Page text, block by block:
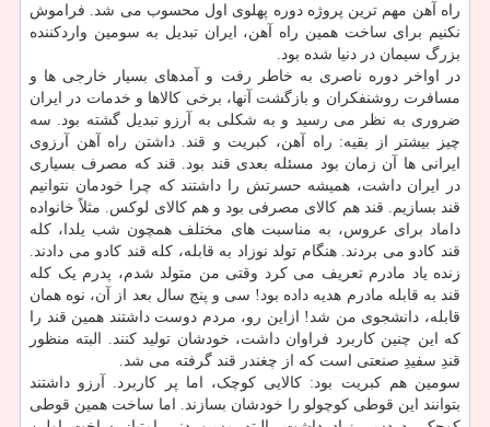
راه آهن مهم ترین پروژه دوره پهلوی اول محسوب می شد. فراموش
نکنیم برای ساخت همین راه آهن، ایران تبدیل به سومین واردکننده
بزرگ سیمان در دنیا شده بود.
در اواخر دوره ناصری به خاطر رفت و آمدهای بسیار خارجی ها و
مسافرت روشنفکران و بازگشت آنها، برخی کالاها و خدمات در ایران
ضروری به نظر می رسید و به شکلی به آرزو تبدیل گشته بود. سه
چیز بیشتر از بقیه: راه آهن، کبریت و قند. داشتن راه آهن آرزوی
ایرانی ها آن زمان بود مسئله بعدی قند بود. قند که مصرف بسیاری
در ایران داشت، همیشه حسرتش را داشتند که چرا خودمان نتوانیم
قند بسازیم. قند هم کالای مصرفی بود و هم کالای لوکس. مثلاً خانواده
داماد برای عروس، به مناسبت های مختلف همچون شب یلدا، کله
قند کادو می بردند. هنگام تولد نوزاد به قابله، کله قند کادو می دادند.
زنده یاد مادرم تعریف می کرد وقتی من متولد شدم، پدرم یک کله
قند به قابله مادرم هدیه داده بود! سی و پنج سال بعد از آن، نوه همان
قابله، دانشجوی من شد! ازاین رو، مردم دوست داشتند همین قند را
که این چنین کاربرد فراوان داشت، خودشان تولید کنند. البته منظور
قندِ سفیدِ صنعتی است که از چغندر قند گرفته می شد.
سومین هم کبریت بود: کالایی کوچک، اما پر کاربرد. آرزو داشتند
بتوانند این قوطی کوچولو را خودشان بسازند. اما ساخت همین قوطی